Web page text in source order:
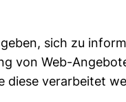
sich zu
von Web-
diese verarbeitet